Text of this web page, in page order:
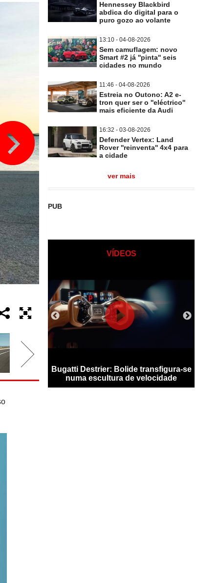
Hennessey Blackbird
abdica do digital para o
puro gozo ao volante
13:10 - 04-08-2026
Sem camuflagem: novo
Smart #2 já ''pinta'' seis
cidades no mundo
11:46 - 04-08-2026
Estreia no Outono: A2 e-
tron quer ser o ''eléctrico''
mais eficiente da Audi
16:32 - 03-08-2026
Defender Vertex: Land
Rover ''reinventa'' 4x4 para
a cidade
ver mais
PUB
VÍDEOS
já bate
Bugatti Destrier: Bolide transfigura-se
numa escultura de velocidade